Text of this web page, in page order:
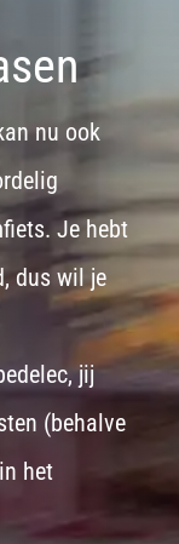
nu ook
Je hebt
dus wil je
, jij
(behalve
het